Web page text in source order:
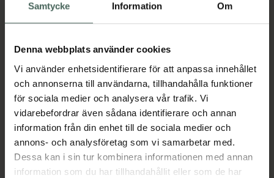
Samtycke Information Om
Denna webbplats använder cookies
Vi använder enhetsidentifierare för att anpassa innehållet
och annonserna till användarna, tillhandahålla funktioner
för sociala medier och analysera vår trafik. Vi
vidarebefordrar även sådana identifierare och annan
information från din enhet till de sociala medier och
annons- och analysföretag som vi samarbetar med.
Dessa kan i sin tur kombinera informationen med annan
information som du har tillhandahållit eller som de har
Köp via ditt recept
Aktuella erbjudanden
Beskrivning Dölj
Läs alltid bipacksedeln innan
användning.
EAN:07046260794726